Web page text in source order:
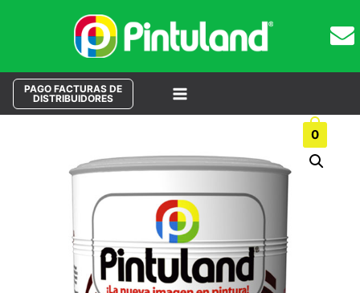
PAGO FACTURAS DE
DISTRIBUIDORES
Buscar
0